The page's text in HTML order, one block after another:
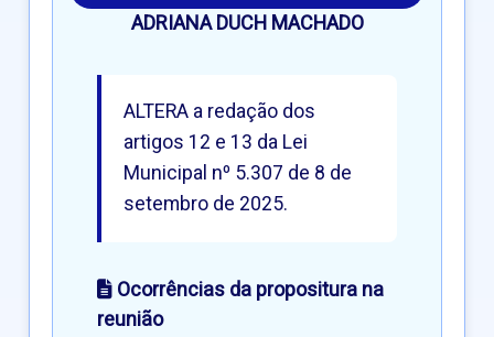
ADRIANA DUCH MACHADO
ALTERA a redação dos
artigos 12 e 13 da Lei
Municipal nº 5.307 de 8 de
setembro de 2025.
Ocorrências da propositura na
reunião